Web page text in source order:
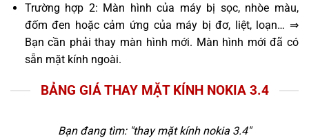
Trường hợp 2: Màn hình của máy bị sọc, nhòe màu,
đốm đen hoặc cảm ứng của máy bị đơ, liệt, loạn… ⇒
Bạn cần phải thay màn hình mới. Màn hình mới đã có
sẵn mặt kính ngoài.
BẢNG GIÁ THAY MẶT KÍNH NOKIA 3.4
Bạn đang tìm: "thay mặt kính nokia 3.4"